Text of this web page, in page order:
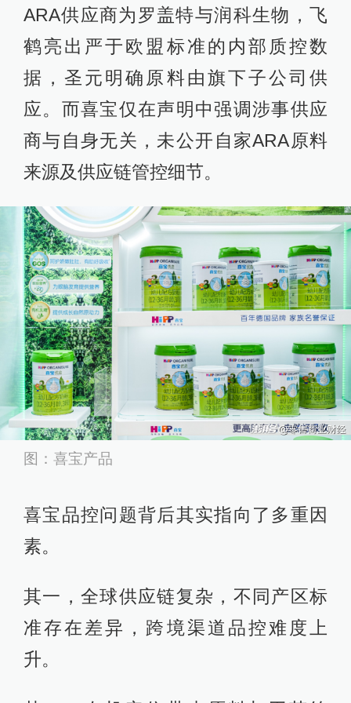
ARA供应商为罗盖特与润科生物，飞
鹤亮出严于欧盟标准的内部质控数
据，圣元明确原料由旗下子公司供
应。而喜宝仅在声明中强调涉事供应
商与自身无关，未公开自家ARA原料
来源及供应链管控细节。
图：喜宝产品
喜宝品控问题背后其实指向了多重因
素。
其一，全球供应链复杂，不同产区标
准存在差异，跨境渠道品控难度上
升。